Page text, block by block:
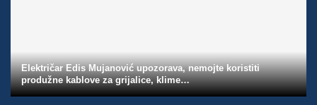
Električar Edis Mujanović upozorava, nemojte koristiti
produžne kablove za grijalice, klime…